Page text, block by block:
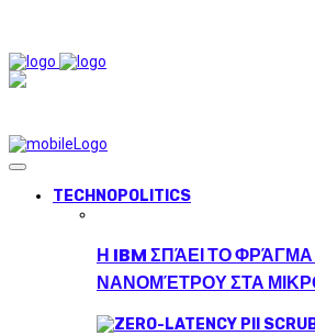
TECHNOPOLITICS
Η IBM ΣΠΆΕΙ ΤΟ ΦΡΆΓΜΑ
ΝΑΝΟΜΈΤΡΟΥ ΣΤΑ